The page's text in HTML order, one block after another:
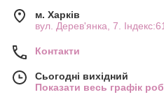
м. Харків
вул. Дерев'янка, 7.
Контакти
Сьогодні вихідний
Показати весь графік